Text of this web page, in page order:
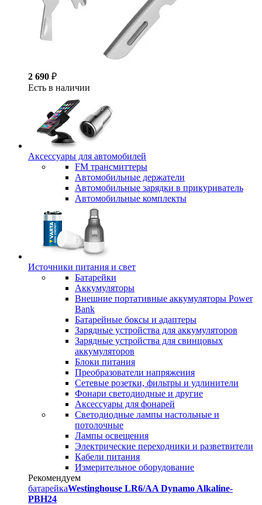
2 690 ₽
Есть в наличии
Аксессуары для автомобилей
FM трансмиттеры
Автомобильные держатели
Автомобильные зарядки в прикуриватель
Автомобильные комплекты
Источники питания и свет
Батарейки
Аккумуляторы
Внешние портативные аккумуляторы Power
Bank
Батарейные боксы и адаптеры
Зарядные устройства для аккумуляторов
Зарядные устройства для свинцовых
аккумуляторов
Блоки питания
Преобразователи напряжения
Сетевые розетки, фильтры и удлинители
Фонари светодиодные и другие
Аксессуары для фонарей
Светодиодные лампы настольные и
потолочные
Лампы освещения
Электрические переходники и разветвители
Кабели питания
Измерительное оборудование
Рекомендуем
батарейкаWestinghouse LR6/AA Dynamo Alkaline-
PBH24